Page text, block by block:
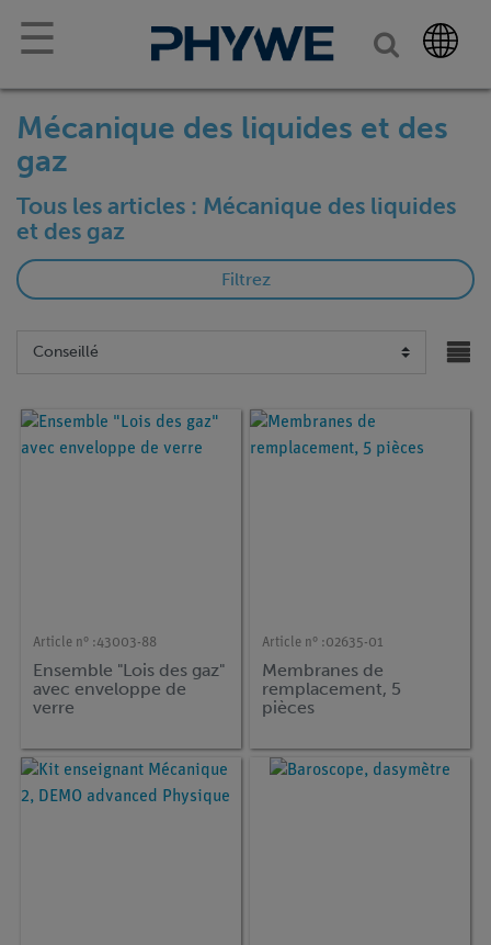
☰
Mécanique des liquides et des
gaz
Tous les articles : Mécanique des liquides
et des gaz
Filtrez
Article n° :43003-88
Ensemble "Lois des gaz"
avec enveloppe de
verre
Article n° :02635-01
Membranes de
remplacement, 5
pièces